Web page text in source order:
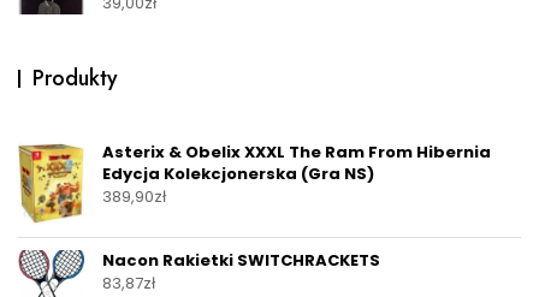
Produkty
Asterix & Obelix XXXL The Ram From Hibernia
Edycja Kolekcjonerska (Gra NS)
389,90zł
Nacon Rakietki SWITCHRACKETS
83,87zł